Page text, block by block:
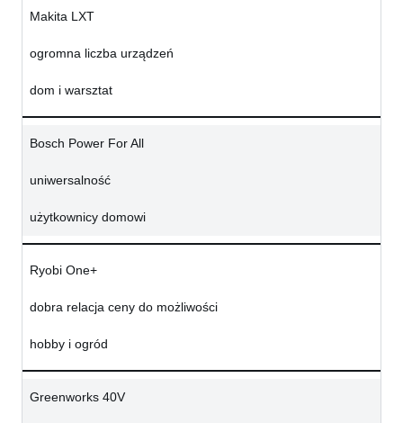
Makita LXT
ogromna liczba urządzeń
dom i warsztat
Bosch Power For All
uniwersalność
użytkownicy domowi
Ryobi One+
dobra relacja ceny do możliwości
hobby i ogród
Greenworks 40V